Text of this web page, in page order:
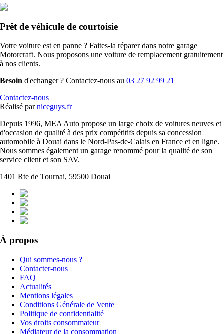
Prêt de véhicule de courtoisie
Votre voiture est en panne ? Faites-la réparer dans notre garage
Motorcraft. Nous proposons une voiture de remplacement gratuitement
à nos clients.
Besoin d'echanger ? Contactez-nous au 03 27 92 99 21
Contactez-nous
Réalisé par niceguys.fr
Depuis 1996, MEA Auto propose un large choix de voitures neuves et
d'occasion de qualité à des prix compétitifs depuis sa concession
automobile à Douai dans le Nord-Pas-de-Calais en France et en ligne.
Nous sommes également un garage renommé pour la qualité de son
service client et son SAV.
1401 Rte de Tournai, 59500 Douai
À propos
Qui sommes-nous ?
Contacter-nous
FAQ
Actualités
Mentions légales
Conditions Générale de Vente
Politique de confidentialité
Vos droits consommateur
Médiateur de la consommation